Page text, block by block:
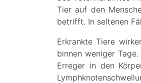
Tier auf den
betrifft. In seltenen
Erkrankte Tiere
binnen weniger
Erreger in den